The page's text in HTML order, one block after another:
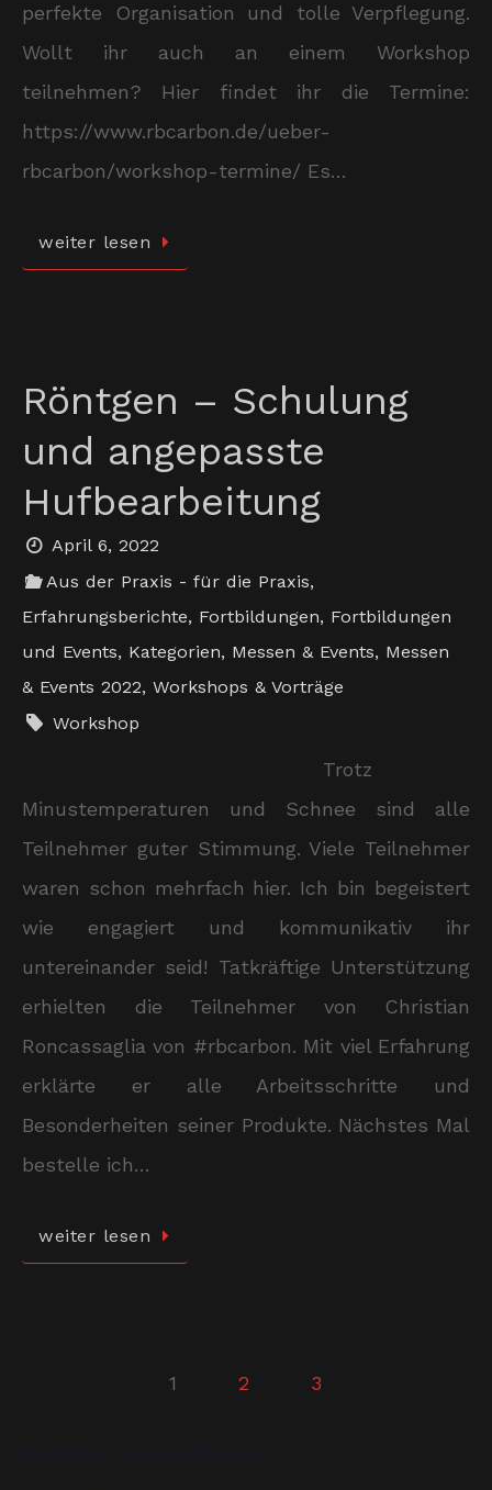
perfekte Organisation und tolle Verpflegung.
Wollt ihr auch an einem Workshop
teilnehmen? Hier findet ihr die Termine:
https://www.rbcarbon.de/ueber-
rbcarbon/workshop-termine/ Es…
weiter lesen
Röntgen – Schulung
und angepasste
Hufbearbeitung
April 6, 2022
Aus der Praxis - für die Praxis,
Erfahrungsberichte, Fortbildungen, Fortbildungen
und Events, Kategorien, Messen & Events, Messen
& Events 2022, Workshops & Vorträge
Workshop
Trotz
Minustemperaturen und Schnee sind alle
Teilnehmer guter Stimmung. Viele Teilnehmer
waren schon mehrfach hier. Ich bin begeistert
wie engagiert und kommunikativ ihr
untereinander seid! Tatkräftige Unterstützung
erhielten die Teilnehmer von Christian
Roncassaglia von #rbcarbon. Mit viel Erfahrung
erklärte er alle Arbeitsschritte und
Besonderheiten seiner Produkte. Nächstes Mal
bestelle ich…
weiter lesen
1 2 3